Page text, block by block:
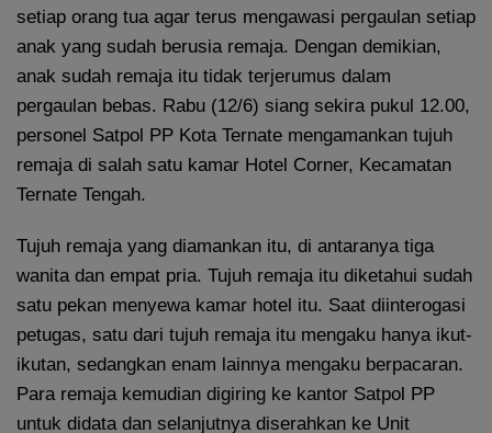
setiap orang tua agar terus mengawasi pergaulan setiap
anak yang sudah berusia remaja. Dengan demikian,
anak sudah remaja itu tidak terjerumus dalam
pergaulan bebas. Rabu (12/6) siang sekira pukul 12.00,
personel Satpol PP Kota Ternate mengamankan tujuh
remaja di salah satu kamar Hotel Corner, Kecamatan
Ternate Tengah.
Tujuh remaja yang diamankan itu, di antaranya tiga
wanita dan empat pria. Tujuh remaja itu diketahui sudah
satu pekan menyewa kamar hotel itu. Saat diinterogasi
petugas, satu dari tujuh remaja itu mengaku hanya ikut-
ikutan, sedangkan enam lainnya mengaku berpacaran.
Para remaja kemudian digiring ke kantor Satpol PP
untuk didata dan selanjutnya diserahkan ke Unit